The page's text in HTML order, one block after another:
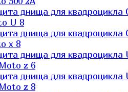
днища для квадроцикла
U 8
днища для квадроцикла
x 8
днища для квадроцикла
z 6
днища для квадроцикла
z 8